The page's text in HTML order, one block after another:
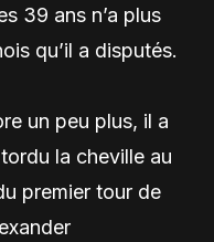
39 ans n’a plus
qu’il a disputés.
un peu plus, il a
la cheville au
premier tour de